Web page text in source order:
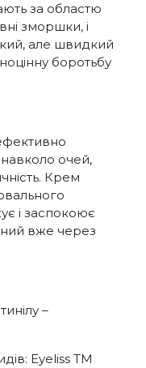
за областю
зморшки, і
але швидкий
боротьбу
очей,
Крем
і заспокоює
вже через
–
Eyeliss TM